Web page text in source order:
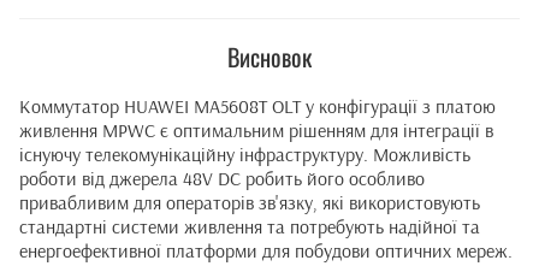
Висновок
Коммутатор HUAWEI MA5608T OLT у конфігурації з платою
живлення MPWC є оптимальним рішенням для інтеграції в
існуючу телекомунікаційну інфраструктуру. Можливість
роботи від джерела 48V DC робить його особливо
привабливим для операторів зв'язку, які використовують
стандартні системи живлення та потребують надійної та
енергоефективної платформи для побудови оптичних мереж.